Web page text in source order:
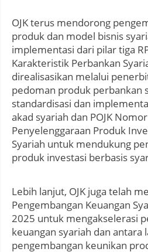
OJK terus mendorong
produk dan model bisnis
implementasi dari pilar tiga
Karakteristik Perbankan
direalisasikan melalui
pedoman produk perbankan
standardisasi dan
akad syariah dan POJK
Penyelenggaraan Produk
Syariah untuk mendukung
produk investasi berbasis
Lebih lanjut, OJK juga telah
Pengembangan Keuangan
2025 untuk mengakselerasi
keuangan syariah dan antara
pengembangan keunikan